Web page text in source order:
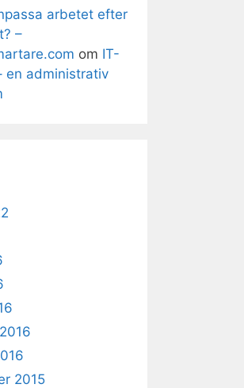
arbetet efter
–
om IT-
en administrativ
2015